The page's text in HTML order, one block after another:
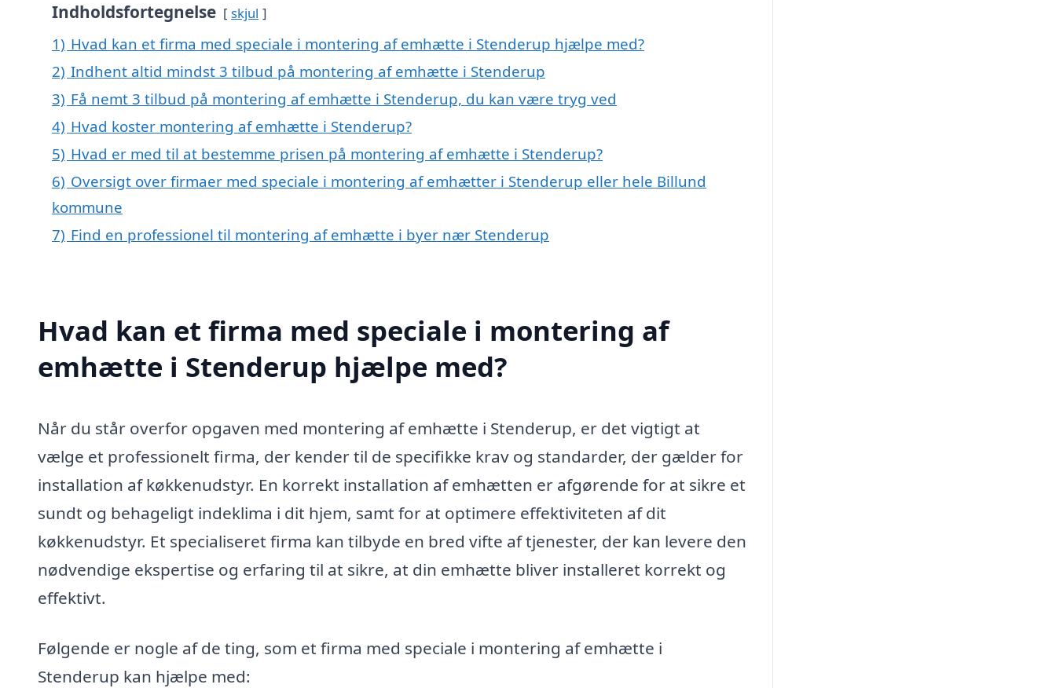
Indholdsfortegnelse skjul
1) Hvad kan et firma med speciale i montering af emhætte i Stenderup hjælpe med?
2) Indhent altid mindst 3 tilbud på montering af emhætte i Stenderup
3) Få nemt 3 tilbud på montering af emhætte i Stenderup, du kan være tryg ved
4) Hvad koster montering af emhætte i Stenderup?
5) Hvad er med til at bestemme prisen på montering af emhætte i Stenderup?
6) Oversigt over firmaer med speciale i montering af emhætter i Stenderup eller hele Billund
kommune
7) Find en professionel til montering af emhætte i byer nær Stenderup
Hvad kan et firma med speciale i montering af
emhætte i Stenderup hjælpe med?
Når du står overfor opgaven med montering af emhætte i Stenderup, er det vigtigt at
vælge et professionelt firma, der kender til de specifikke krav og standarder, der gælder for
installation af køkkenudstyr. En korrekt installation af emhætten er afgørende for at sikre et
sundt og behageligt indeklima i dit hjem, samt for at optimere effektiviteten af dit
køkkenudstyr. Et specialiseret firma kan tilbyde en bred vifte af tjenester, der kan levere den
nødvendige ekspertise og erfaring til at sikre, at din emhætte bliver installeret korrekt og
effektivt.
Følgende er nogle af de ting, som et firma med speciale i montering af emhætte i
Stenderup kan hjælpe med: